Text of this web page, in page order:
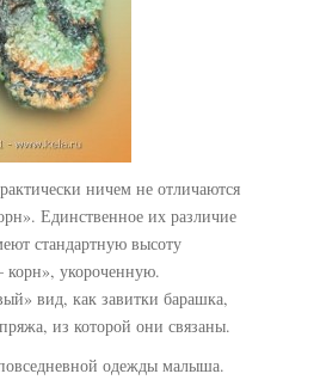
ничем не отличаются
Единственное их различие
стандартную высоту
укороченную.
вид, как завитки барашка,
из которой они связаны.
одежды малыша.